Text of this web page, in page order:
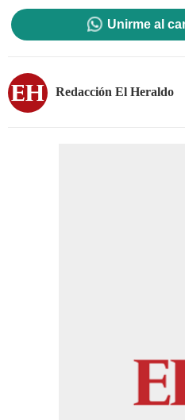
Unirme al
Redacción El Heraldo